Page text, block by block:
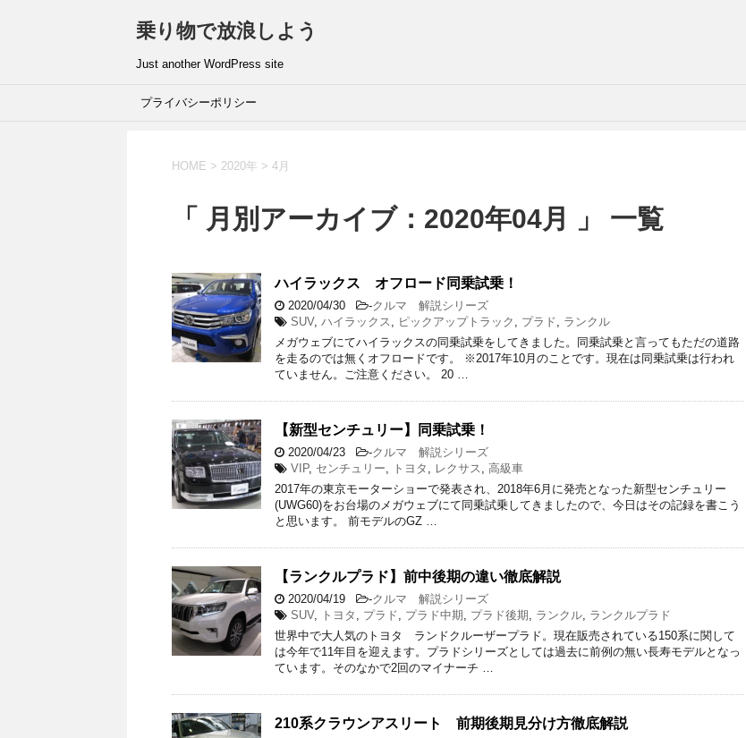
乗り物で放浪しよう
Just another WordPress site
プライバシーポリシー
HOME > 2020年 > 4月
「 月別アーカイブ：2020年04月 」 一覧
ハイラックス オフロード同乗試乗！
2020/04/30 -クルマ 解説シリーズ
SUV, ハイラックス , ピックアップトラック , プラド, ランクル
メガウェブにてハイラックスの同乗試乗をしてきました。同乗試乗と言ってもただの道路
を走るのでは無くオフロードです。 ※2017年10月のことです。現在は同乗試乗は行われ
ていません。ご注意ください。 20 …
【新型センチュリー】同乗試乗！
2020/04/23 -クルマ 解説シリーズ
VIP, センチュリー, トヨタ , レクサス , 高級車
2017年の東京モーターショーで発表され、2018年6月に発売となった新型センチュリー
(UWG60)をお台場のメガウェブにて同乗試乗してきましたので、今日はその記録を書こう
と思います。 前モデルのGZ …
【ランクルプラド】前中後期の違い徹底解説
2020/04/19 -クルマ 解説シリーズ
SUV, トヨタ , プラド, プラド中期, プラド後期, ランクル, ランクルプラド
世界中で大人気のトヨタ ランドクルーザープラド。現在販売されている150系に関して
は今年で11年目を迎えます。プラドシリーズとしては過去に前例の無い長寿モデルとなっ
ています。そのなかで2回のマイナーチ …
210系クラウンアスリート 前期後期見分け方徹底解説